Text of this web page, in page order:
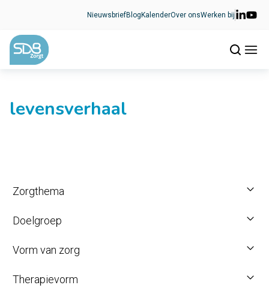
NieuwsbriefBlog KalenderOver onsWerken bij
levensverhaal
Zorgthema
Doelgroep
Vorm van zorg
Therapievorm